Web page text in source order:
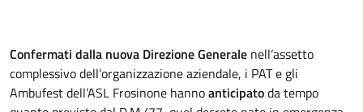
Confermati dalla nuova Direzione Generale nell’assetto
complessivo dell’organizzazione aziendale, i PAT e gli
Ambufest dell’ASL Frosinone hannoanticipatoda tempo